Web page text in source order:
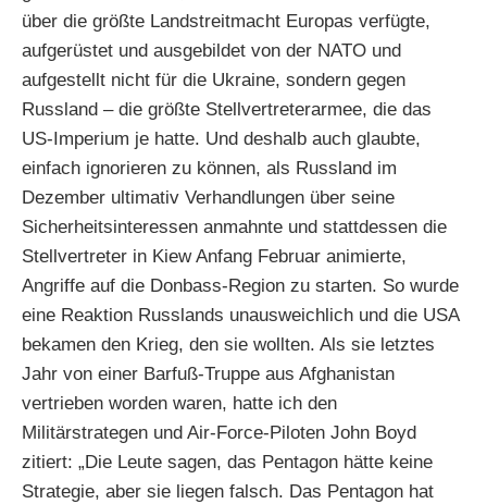
über die größte Landstreitmacht Europas verfügte,
aufgerüstet und ausgebildet von der NATO und
aufgestellt nicht für die Ukraine, sondern gegen
Russland – die größte Stellvertreterarmee, die das
US-Imperium je hatte. Und deshalb auch glaubte,
einfach ignorieren zu können, als Russland im
Dezember ultimativ Verhandlungen über seine
Sicherheitsinteressen anmahnte und stattdessen die
Stellvertreter in Kiew Anfang Februar animierte,
Angriffe auf die Donbass-Region zu starten. So wurde
eine Reaktion Russlands unausweichlich und die USA
bekamen den Krieg, den sie wollten. Als sie letztes
Jahr von einer Barfuß-Truppe aus Afghanistan
vertrieben worden waren, hatte ich den
Militärstrategen und Air-Force-Piloten John Boyd
zitiert: „Die Leute sagen, das Pentagon hätte keine
Strategie, aber sie liegen falsch. Das Pentagon hat